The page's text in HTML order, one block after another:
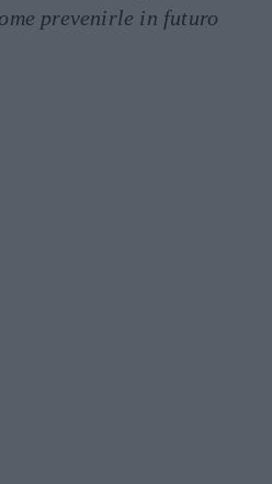
prevenirle in futuro